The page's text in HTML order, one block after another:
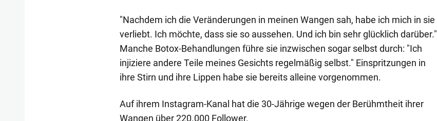
"Nachdem ich die Veränderungen in meinen Wangen sah, habe ich mich in sie
verliebt. Ich möchte, dass sie so aussehen. Und ich bin sehr glücklich darüber."
Manche Botox-Behandlungen führe sie inzwischen sogar selbst durch: "Ich
injiziere andere Teile meines Gesichts regelmäßig selbst." Einspritzungen in
ihre Stirn und ihre Lippen habe sie bereits alleine vorgenommen.
Auf ihrem Instagram-Kanal hat die 30-Jährige wegen der Berühmtheit ihrer
Wangen über 220.000 Follower.